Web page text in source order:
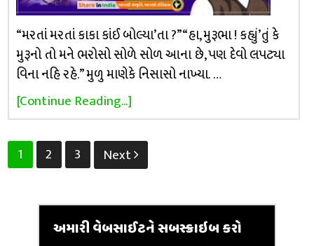
“મરતાં મરતાં કાકા કાંઈ બોલ્યા’તા ?” “હા, મુરૂભા ! કહ્યું’તું કે
મુરૂનો તો મને ભરોસો સોળે સોળ આના છે, પણ દેવો લપટ્યા
વિના નહિ રહે.” મુળુ માણેકે નિસાસો નાખ્યા. …
[Continue Reading...]
Posts
pagination
1 2 3 Next
અમારી વેબસાઈટને સબસ્ક્રાઇબ કરો